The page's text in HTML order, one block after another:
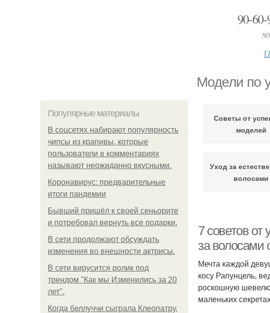
90-
Модели по
Популярные материалы
В соцсетях набирают популярность
чипсы из крапивы, которые
пользователи в комментариях
называют неожиданно вкусными.
Коронавирус: предварительные
итоги пандемии
Бывший пришёл к своей сеньорите
и потребовал вернуть все подарки.
В сети продолжают обсуждать
изменения во внешности актрисы.
В сети вирусится ролик под
трендом "Как мы Изменились за 20
лет".
Когда беллуччи сыграла Клеопатру,
Советы от
моделей
Уход за
волосами
7 советов от
за волосами
Мечта каждой
косу Рапунцель,
роскошную
маленьких